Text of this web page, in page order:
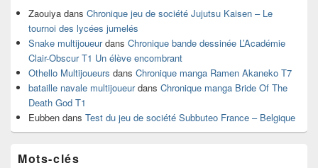
Zaouiya dans Chronique jeu de société Jujutsu Kaisen – Le
tournoi des lycées jumelés
Snake multijoueurdans Chronique bande dessinée L’Académie
Clair-Obscur T1 Un élève encombrant
Othello Multijoueurs dans Chronique manga Ramen Akaneko T7
bataille navale multijoueurdans Chronique manga Bride Of The
Death God T1
Eubben dans Test du jeu de société Subbuteo France – Belgique
Mots-clés